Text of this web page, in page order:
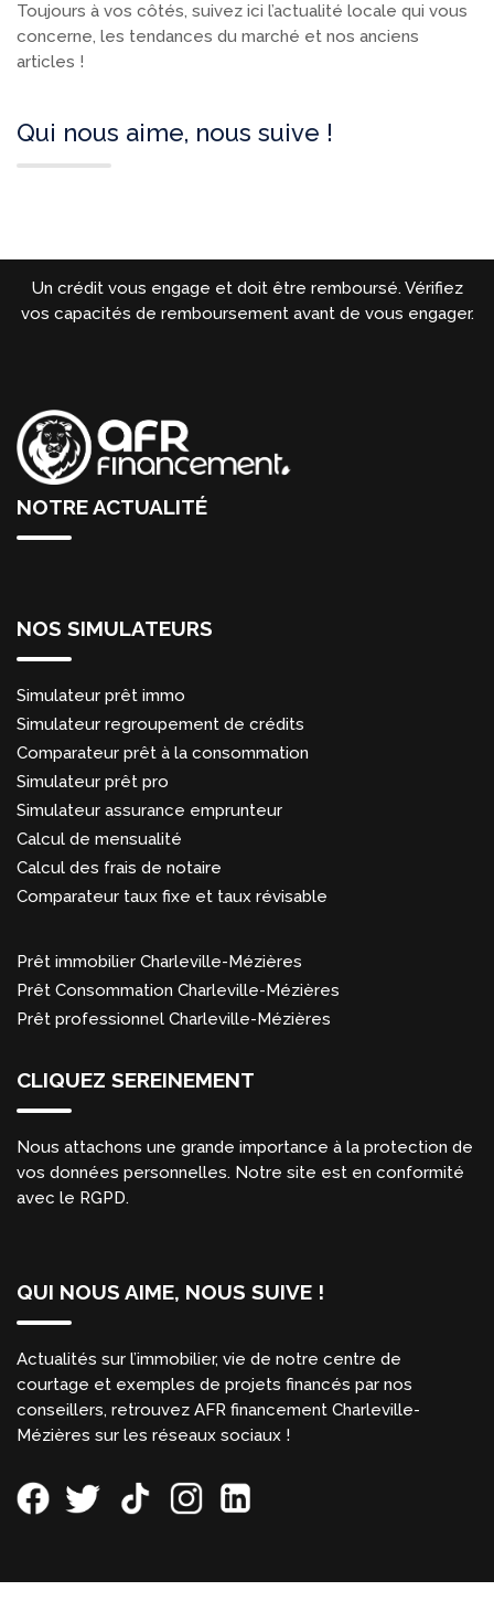
Toujours à vos côtés, suivez ici l’actualité locale qui vous
concerne, les tendances du marché et nos anciens
articles !
Qui nous aime, nous suive !
Un crédit vous engage et doit être remboursé. Vérifiez
vos capacités de remboursement avant de vous engager.
NOTRE ACTUALITÉ
NOS SIMULATEURS
Simulateur prêt immo
Simulateur regroupement de crédits
Comparateur prêt à la consommation
Simulateur prêt pro
Simulateur assurance emprunteur
Calcul de mensualité
Calcul des frais de notaire
Comparateur taux fixe et taux révisable
Prêt immobilier Charleville-Mézières
Prêt Consommation Charleville-Mézières
Prêt professionnel Charleville-Mézières
CLIQUEZ SEREINEMENT
Nous attachons une grande importance à la protection de
vos données personnelles. Notre site est en conformité
avec le RGPD.
QUI NOUS AIME, NOUS SUIVE !
Actualités sur l’immobilier, vie de notre centre de
courtage et exemples de projets financés par nos
conseillers, retrouvez AFR financement Charleville-
Mézières sur les réseaux sociaux !